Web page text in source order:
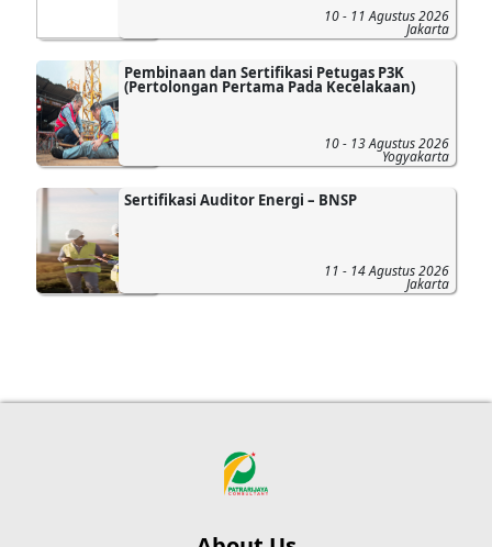
10 - 11 Agustus 2026
Jakarta
Pembinaan dan Sertifikasi Petugas P3K
(Pertolongan Pertama Pada Kecelakaan)
10 - 13 Agustus 2026
Yogyakarta
Sertifikasi Auditor Energi – BNSP
11 - 14 Agustus 2026
Jakarta